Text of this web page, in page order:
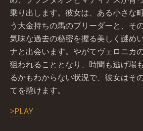
乗り出します。彼女は、ある小さな
う大金持ちの馬のブリーダーと、そ
気味な過去の秘密を握る美しく謎め
ナと出会います。やがてヴェロニカ
狙われることとなり、時間も逃げ場
るかもわからない状況で、彼女はそ
てを懸けます。
>PLAY